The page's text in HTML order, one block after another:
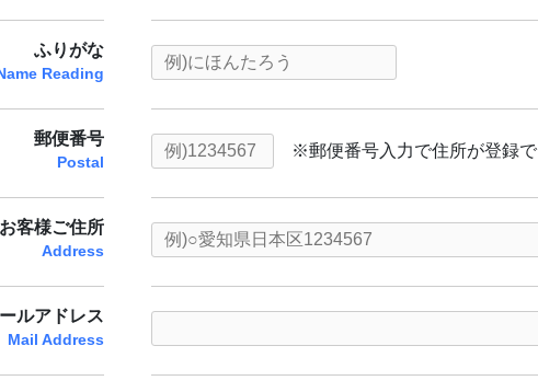
ふりがな
Reading
郵便番号
Postal
※郵便番号入力で住所が登録で
お客様ご住所
Address
ルアドレス
Mail Address